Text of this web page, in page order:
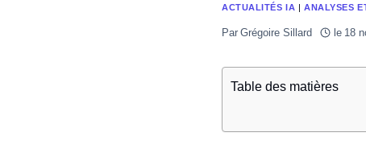
ACTUALITÉS IA | ANALYSES
Par Grégoire Sillard le 18
Table des matières